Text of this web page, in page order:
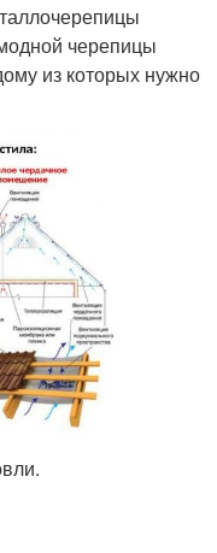
черепицы
из которых нужно